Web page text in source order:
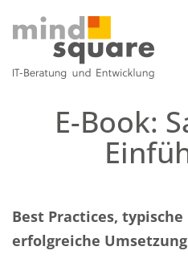
E-Book:
Best Practices,
erfolgreiche Umsetzung